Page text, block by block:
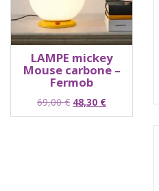
LAMPE mickey
Mouse carbone –
Fermob
69,00€ Le
prix
48,30 €Le
prix